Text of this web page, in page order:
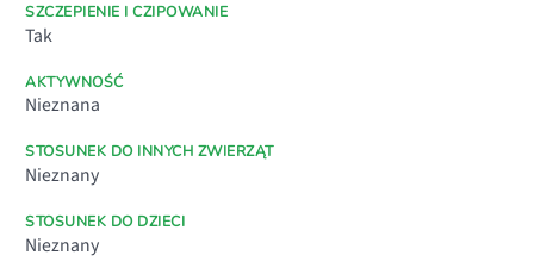
SZCZEPIENIE I CZIPOWANIE
Tak
AKTYWNOŚĆ
Nieznana
STOSUNEK DO INNYCH ZWIERZĄT
Nieznany
STOSUNEK DO DZIECI
Nieznany